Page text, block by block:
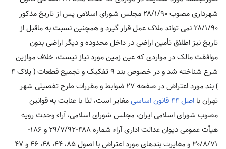
شهرداری مصوب ۲۸/۱/۹۰ مجلس شورای اسلامی پس از تاریخ مذکور
۲۸/۱/۹۰ نمی تواند ملاک عمل قرار گیرد و همچنین نسبت به ماقبل از
تاریخ نیز اطلاق تأمین اراضی در داخل محدوده و دیگر اراضی بدون
موافقت مالک در مواردی که عین زمین مورد نیاز نیست، خلاف موازین
شرع شناخته شد و در خصوص بند ۹ تفکیک و تجمیع قطعات ( پلاک ۴
) بند مورد اعتراض در صفحه ۲۷ ضوابط و مقررات طرح تفصیلی شهر
تهران با اصل ۴۴ قانون اساسی
مغایر است، لذا با عنایت به قوانین
مصوب شورای اسلامی ایران، مجلس شورای اسلامی، آراء وحدت رویه
هیأت عمومی دیوان عدالت اداری آراء شماره ۴۸۸-۲۹/۷/۹۲ و ۱۸۶-
۳۰/۸/۷۱ و مغایرت بندهای مورد اعتراض با اصول ۸۵، ۴۴، ۴۸، ۴۶ و ۴۷